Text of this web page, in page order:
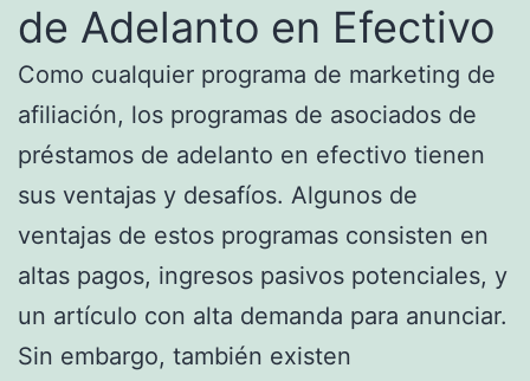
de Adelanto en Efectivo
Como cualquier programa de marketing de
afiliación, los programas de asociados de
préstamos de adelanto en efectivo tienen
sus ventajas y desafíos. Algunos de
ventajas de estos programas consisten en
altas pagos, ingresos pasivos potenciales, y
un artículo con alta demanda para anunciar.
Sin embargo, también existen